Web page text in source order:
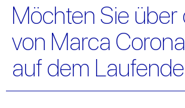
Möchten Sie über
von Marca
auf dem